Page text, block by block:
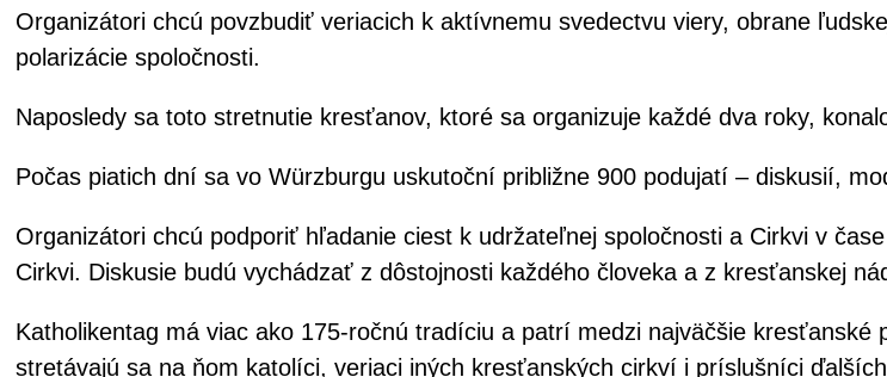
Organizátori chcú povzbudiť veriacich k aktívnemu svedectvu viery, obrane
polarizácie spoločnosti.
Naposledy sa toto stretnutie kresťanov, ktoré sa organizuje každé dva roky,
Počas piatich dní sa vo Würzburgu uskutoční približne 900 podujatí – diskusií,
Organizátori chcú podporiť hľadanie ciest k udržateľnej spoločnosti a Cirkvi v
Cirkvi. Diskusie budú vychádzať z dôstojnosti každého človeka a z kresťanskej
Katholikentag má viac ako 175-ročnú tradíciu a patrí medzi najväčšie
stretávajú sa na ňom katolíci, veriaci iných kresťanských cirkví i príslušníci